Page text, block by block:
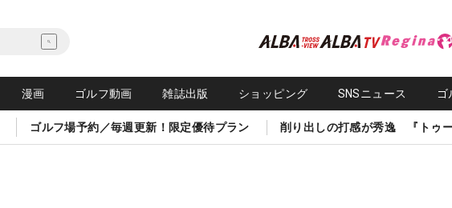
漫画 ゴルフ動画 雑誌出版 ショッピング SNSニュース ゴ
ゴルフ場予約／毎週更新！限定優待プラン 削り出しの打感が秀逸 『トゥー